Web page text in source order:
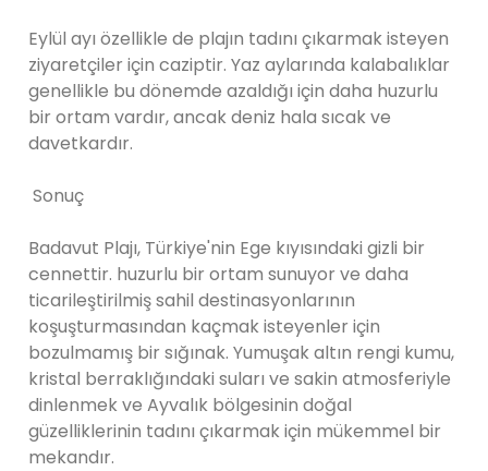
Eylül ayı özellikle de plajın tadını çıkarmak isteyen
ziyaretçiler için caziptir. Yaz aylarında kalabalıklar
genellikle bu dönemde azaldığı için daha huzurlu
bir ortam vardır, ancak deniz hala sıcak ve
davetkardır.
Sonuç
Badavut Plajı, Türkiye'nin Ege kıyısındaki gizli bir
cennettir. huzurlu bir ortam sunuyor ve daha
ticarileştirilmiş sahil destinasyonlarının
koşuşturmasından kaçmak isteyenler için
bozulmamış bir sığınak. Yumuşak altın rengi kumu,
kristal berraklığındaki suları ve sakin atmosferiyle
dinlenmek ve Ayvalık bölgesinin doğal
güzelliklerinin tadını çıkarmak için mükemmel bir
mekandır.